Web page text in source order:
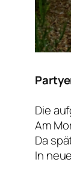
Die
Am
Da
In